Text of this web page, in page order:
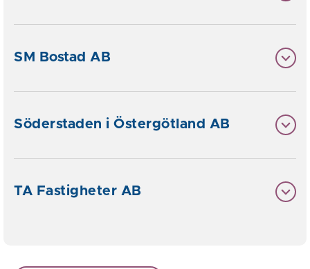
SM Bostad AB
Söderstaden i Östergötland AB
TA Fastigheter AB